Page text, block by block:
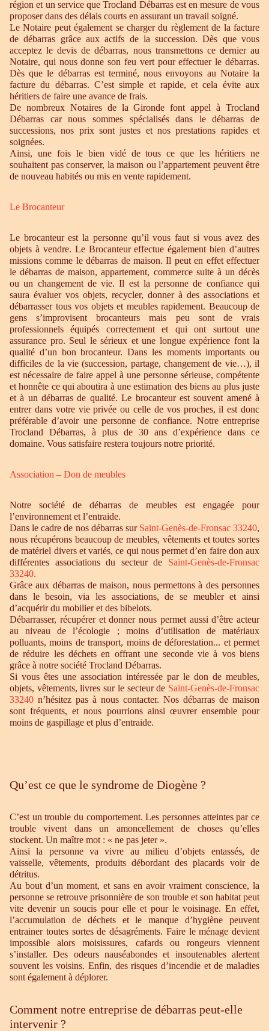
région et un service que Trocland Débarras est en mesure de vous
proposer dans des délais courts en assurant un travail soigné.
Le Notaire peut également se charger du règlement de la facture
de débarras grâce aux actifs de la succession. Dès que vous
acceptez le devis de débarras, nous transmettons ce dernier au
Notaire, qui nous donne son feu vert pour effectuer le débarras.
Dès que le débarras est terminé, nous envoyons au Notaire la
facture du débarras. C’est simple et rapide, et cela évite aux
héritiers de faire une avance de frais.
De nombreux Notaires de la Gironde font appel à Trocland
Débarras car nous sommes spécialisés dans le débarras de
successions, nos prix sont justes et nos prestations rapides et
soignées.
Ainsi, une fois le bien vidé de tous ce que les héritiers ne
souhaitent pas conserver, la maison ou l’appartement peuvent être
de nouveau habités ou mis en vente rapidement.
Le Brocanteur
Le brocanteur est la personne qu’il vous faut si vous avez des
objets à vendre. Le Brocanteur effectue également bien d’autres
missions comme le débarras de maison. Il peut en effet effectuer
le débarras de maison, appartement, commerce suite à un décès
ou un changement de vie. Il est la personne de confiance qui
saura évaluer vos objets, recycler, donner à des associations et
débarrasser tous vos objets et meubles rapidement. Beaucoup de
gens s’improvisent brocanteurs mais peu sont de vrais
professionnels équipés correctement et qui ont surtout une
assurance pro. Seul le sérieux et une longue expérience font la
qualité d’un bon brocanteur. Dans les moments importants ou
difficiles de la vie (succession, partage, changement de vie…), il
est nécessaire de faire appel à une personne sérieuse, compétente
et honnête ce qui aboutira à une estimation des biens au plus juste
et à un débarras de qualité. Le brocanteur est souvent amené à
entrer dans votre vie privée ou celle de vos proches, il est donc
préférable d’avoir une personne de confiance. Notre entreprise
Trocland Débarras, à plus de 30 ans d’expérience dans ce
domaine. Vous satisfaire restera toujours notre priorité.
Association – Don de meubles
Notre société de débarras de meubles est engagée pour
l’environnement et l’entraide.
Dans le cadre de nos débarras sur Saint-Genès-de-Fronsac 33240,
nous récupérons beaucoup de meubles, vêtements et toutes sortes
de matériel divers et variés, ce qui nous permet d’en faire don aux
différentes associations du secteur de Saint-Genès-de-Fronsac
33240.
Grâce aux débarras de maison, nous permettons à des personnes
dans le besoin, via les associations, de se meubler et ainsi
d’acquérir du mobilier et des bibelots.
Débarrasser, récupérer et donner nous permet aussi d’être acteur
au niveau de l’écologie ; moins d’utilisation de matériaux
polluants, moins de transport, moins de déforestation... et permet
de réduire les déchets en offrant une seconde vie à vos biens
grâce à notre société Trocland Débarras.
Si vous êtes une association intéressée par le don de meubles,
objets, vêtements, livres sur le secteur de Saint-Genès-de-Fronsac
33240 n’hésitez pas à nous contacter. Nos débarras de maison
sont fréquents, et nous pourrions ainsi œuvrer ensemble pour
moins de gaspillage et plus d’entraide.
Qu’est ce que le syndrome de Diogène ?
C’est un trouble du comportement. Les personnes atteintes par ce
trouble vivent dans un amoncellement de choses qu’elles
stockent. Un maître mot : « ne pas jeter ».
Ainsi la personne va vivre au milieu d’objets entassés, de
vaisselle, vêtements, produits débordant des placards voir de
détritus.
Au bout d’un moment, et sans en avoir vraiment conscience, la
personne se retrouve prisonnière de son trouble et son habitat peut
vite devenir un soucis pour elle et pour le voisinage. En effet,
l’accumulation de déchets et le manque d’hygiène peuvent
entrainer toutes sortes de désagréments. Faire le ménage devient
impossible alors moisissures, cafards ou rongeurs viennent
s’installer. Des odeurs nauséabondes et insoutenables alertent
souvent les voisins. Enfin, des risques d’incendie et de maladies
sont également à déplorer.
Comment notre entreprise de débarras peut-elle
intervenir ?